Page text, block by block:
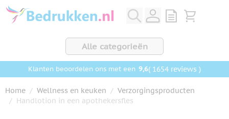
Ga naar de inhoud
View quote,
Bekijk
Alle categorieën
Klanten beoordelen ons met een 9,6( 1654 reviews )
Home / Wellness en keuken / Verzorgingsproducten
/ Handlotion in een apothekersfles